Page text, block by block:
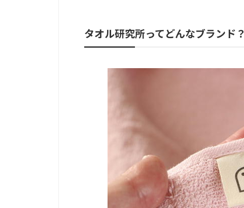
タオル研究所ってどんなブランド？